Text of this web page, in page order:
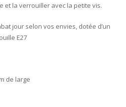
et la verrouiller avec la petite vis.
jour selon vos envies, dotée d’un
E27
de large